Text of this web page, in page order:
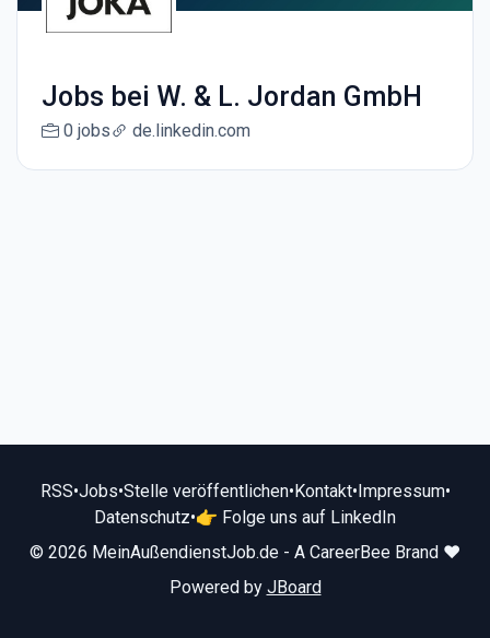
Jobs bei W. & L. Jordan GmbH
0 jobs de.linkedin.com
RSS•Jobs•Stelle veröffentlichen•Kontakt•Impressum•
Datenschutz•👉 Folge uns auf LinkedIn
© 2026 MeinAußendienstJob.de - A CareerBee Brand ❤️
Powered by JBoard